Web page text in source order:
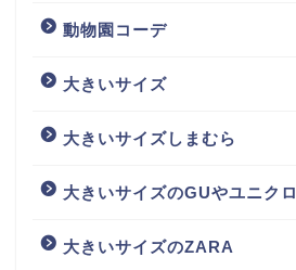
動物園コーデ
大きいサイズ
大きいサイズしまむら
大きいサイズのGUやユニクロ
大きいサイズのZARA